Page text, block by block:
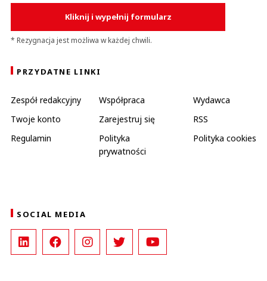
Kliknij i wypełnij formularz
* Rezygnacja jest możliwa w każdej chwili.
PRZYDATNE LINKI
Zespół redakcyjny Współpraca
Wydawca
Twoje konto
Zarejestruj się
RSS
Regulamin
Polityka
prywatności
Polityka cookies
SOCIAL MEDIA